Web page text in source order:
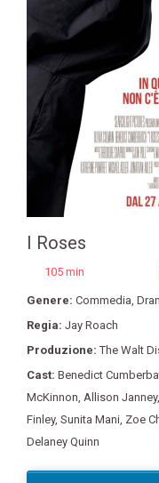
I Roses
105 min
Genere: Commedia,
Regia: Jay Roach
Produzione:The Walt
Cast: Benedict
McKinnon, Allison Janney,
Finley, Sunita Mani, Zoe
Delaney Quinn